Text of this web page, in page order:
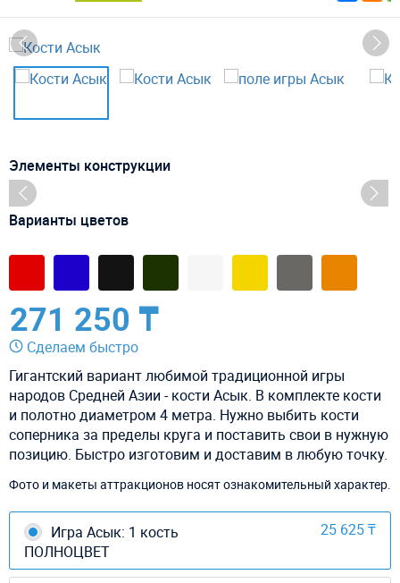
Элементы конструкции
Варианты цветов
271 250 ₸
Сделаем быстро
Гигантский вариант любимой традиционной игры
народов Средней Азии - кости Асык. В комплекте кости
и полотно диаметром 4 метра. Нужно выбить кости
соперника за пределы круга и поставить свои в нужную
позицию. Быстро изготовим и доставим в любую точку.
Фото и макеты аттракционов носят ознакомительный характер.
Игра Асык: 1 кость
ПОЛНОЦВЕТ
25 625 ₸